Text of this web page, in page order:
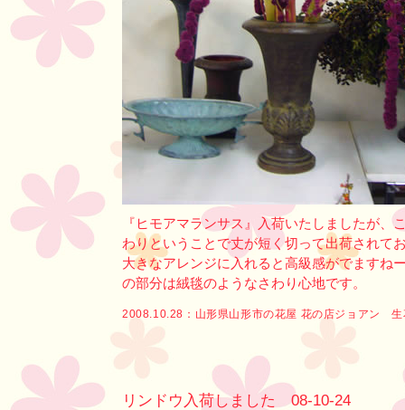
『ヒモアマランサス』入荷いたしましたが、
わりということで丈が短く切って出荷されて
大きなアレンジに入れると高級感がでますね
の部分は絨毯のようなさわり心地です。
2008.10.28： 山形県山形市の花屋 花の店ジョアン
リンドウ入荷しました 08-10-24